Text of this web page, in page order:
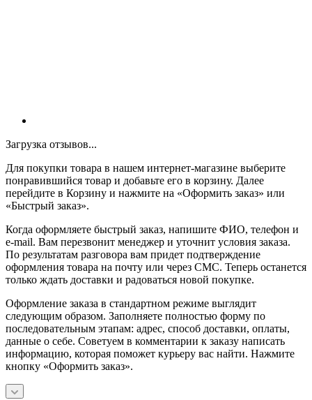
Загрузка отзывов...
Для покупки товара в нашем интернет-магазине выберите
понравившийся товар и добавьте его в корзину. Далее
перейдите в Корзину и нажмите на «Оформить заказ» или
«Быстрый заказ».
Когда оформляете быстрый заказ, напишите ФИО, телефон и
e-mail. Вам перезвонит менеджер и уточнит условия заказа.
По результатам разговора вам придет подтверждение
оформления товара на почту или через СМС. Теперь останется
только ждать доставки и радоваться новой покупке.
Оформление заказа в стандартном режиме выглядит
следующим образом. Заполняете полностью форму по
последовательным этапам: адрес, способ доставки, оплаты,
данные о себе. Советуем в комментарии к заказу написать
информацию, которая поможет курьеру вас найти. Нажмите
кнопку «Оформить заказ».